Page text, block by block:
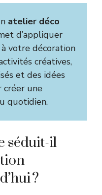
atelier déco
d’appliquer
votre décoration
créatives,
et des idées
créer une
quotidien.
séduit-il
?